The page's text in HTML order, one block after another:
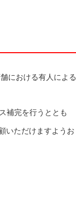
における有人による
補完を行うととも
いただけますようお